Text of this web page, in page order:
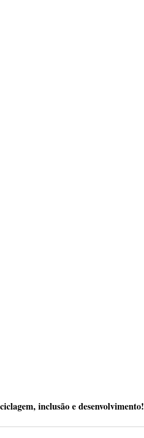
inclusão e desenvolvimento!